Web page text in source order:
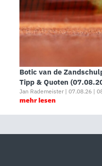
Botic van de
Tipp & Quoten
Jan Rademeister | 07.08.26 |
mehr lesen